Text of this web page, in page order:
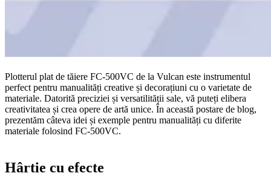
Plotterul plat de tăiere FC-500VC de la Vulcan este instrumentul
perfect pentru manualități creative și decorațiuni cu o varietate de
materiale. Datorită preciziei și versatilității sale, vă puteți elibera
creativitatea și crea opere de artă unice. În această postare de blog,
prezentăm câteva idei și exemple pentru manualități cu diferite
materiale folosind FC-500VC.
Hârtie cu efecte